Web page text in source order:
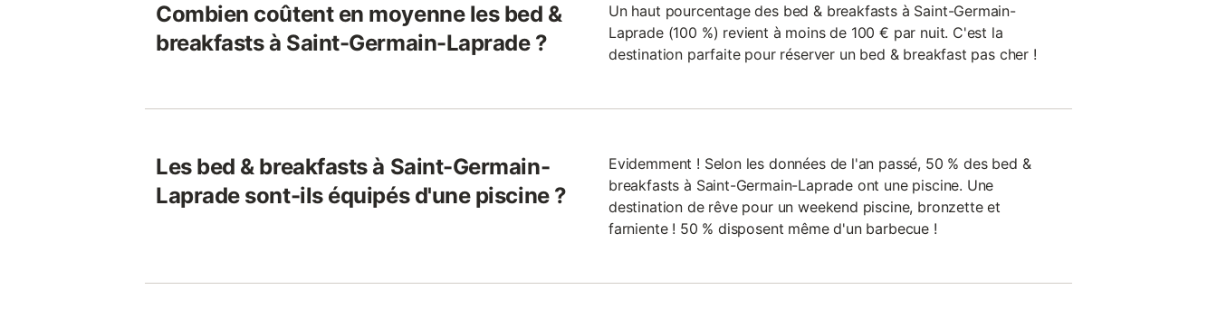
Combien coûtent en moyenne les bed &
breakfasts à Saint-Germain-Laprade ?
Un haut pourcentage des bed & breakfasts à Saint-Germain-
Laprade (100 %) revient à moins de 100 € par nuit. C'est la
destination parfaite pour réserver un bed & breakfast pas cher !
Les bed & breakfasts à Saint-Germain-
Laprade sont-ils équipés d'une piscine ?
Evidemment ! Selon les données de l'an passé, 50 % des bed &
breakfasts à Saint-Germain-Laprade ont une piscine. Une
destination de rêve pour un weekend piscine, bronzette et
farniente ! 50 % disposent même d'un barbecue !